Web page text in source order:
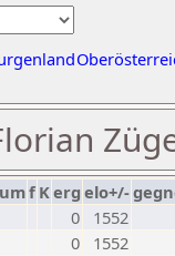
f Kerg elo+/-
0
1552
0
1552